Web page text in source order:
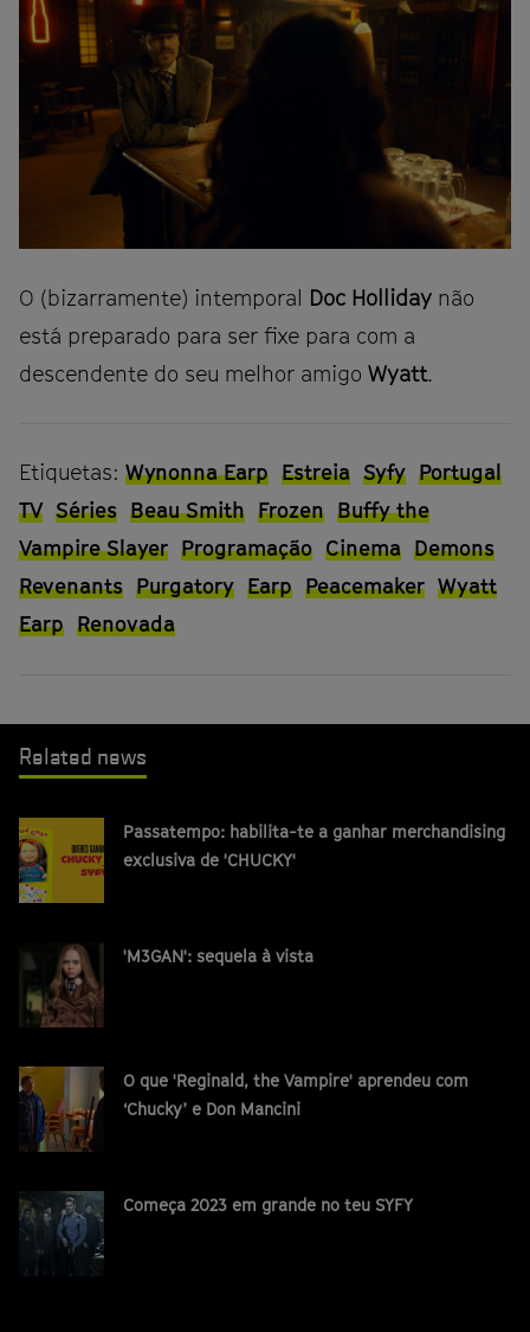
O (bizarramente) intemporal Doc Holliday não
está preparado para ser fixe para com a
descendente do seu melhor amigo Wyatt.
Etiquetas: Wynonna Earp Estreia Syfy Portugal
TV Séries Beau Smith Frozen Buffy the
Vampire Slayer Programação Cinema Demons
Revenants Purgatory Earp Peacemaker Wyatt
Earp Renovada
Related news
Passatempo: habilita-te a ganhar merchandising
exclusiva de 'CHUCKY'
'M3GAN': sequela à vista
O que 'Reginald, the Vampire' aprendeu com
‘Chucky’ e Don Mancini
Começa 2023 em grande no teu SYFY